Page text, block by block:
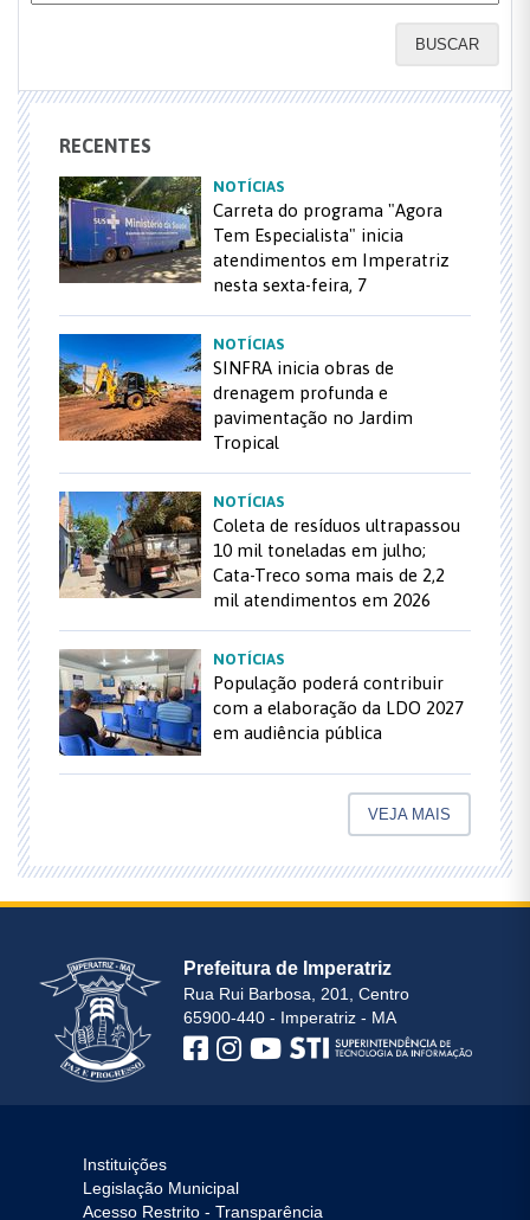
BUSCAR
RECENTES
NOTÍCIAS
Carreta do programa "Agora
Tem Especialista" inicia
atendimentos em Imperatriz
nesta sexta-feira, 7
NOTÍCIAS
SINFRA inicia obras de
drenagem profunda e
pavimentação no Jardim
Tropical
NOTÍCIAS
Coleta de resíduos ultrapassou
10 mil toneladas em julho;
Cata-Treco soma mais de 2,2
mil atendimentos em 2026
NOTÍCIAS
População poderá contribuir
com a elaboração da LDO 2027
em audiência pública
VEJA MAIS
Prefeitura de Imperatriz
Rua Rui Barbosa, 201, Centro
65900-440 - Imperatriz - MA
Instituições
Legislação Municipal
Acesso Restrito - Transparência